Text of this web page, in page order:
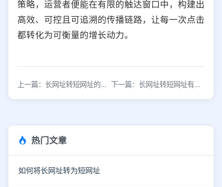
策略，运营者便能在有限的触达窗口中，构建出
高效、可控且可追溯的传播链路，让每一次点击
都转化为可衡量的增长动力。
上一篇：长网址转短网址的实用方法汇总 下一篇：长网址转短网址有哪些靠谱的生成工具？
热门文章
如何将长网址转为短网址